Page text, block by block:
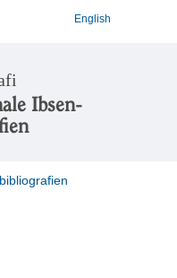
English
Ibsen-